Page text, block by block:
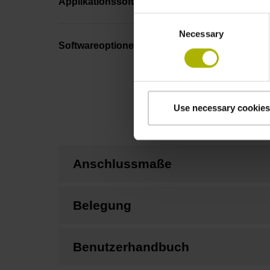
Necessary
Use necessary
Softwareoptionen
Anschlussmaße
Belegung
Benutzerhandbuch